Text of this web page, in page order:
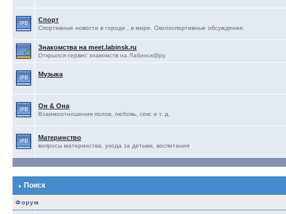
Спорт
Спортивные новости в городе , в мире. Околоспортивные обсуждения.
Знакомства на meet.labinsk.ru
Открылся сервис знакомств на Лабинск@ру.
Музыка
Он & Она
Взаимоотношения полов, любовь, секс и т. д.
Материнство
вопросы материнства, ухода за детьми, воспитания
Поиск
Форум